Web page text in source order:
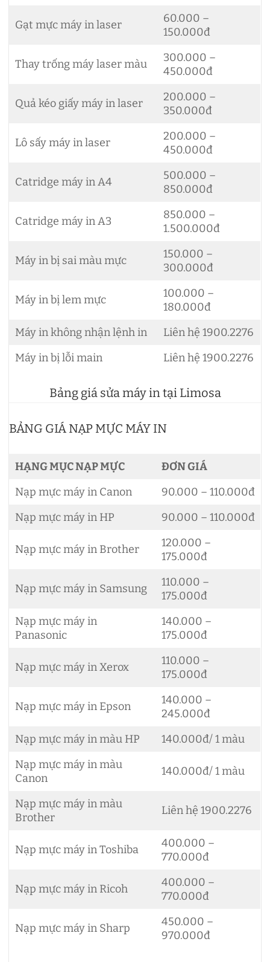
Gạt mực máy in laser
60.000 –
150.000đ
Thay trống máy laser màu
300.000 –
450.000đ
Quả kéo giấy máy in laser
200.000 –
350.000đ
Lô sấy máy in laser
200.000 –
450.000đ
Catridge máy in A4
500.000 –
850.000đ
Catridge máy in A3
850.000 –
1.500.000đ
Máy in bị sai màu mực
150.000 –
300.000đ
Máy in bị lem mực
100.000 –
180.000đ
Máy in không nhận lệnh in
Liên hệ 1900.2276
Máy in bị lỗi main
Liên hệ 1900.2276
Bảng giá sửa máy in tại Limosa
BẢNG GIÁ NẠP MỰC MÁY IN
HẠNG MỤC NẠP MỰC
ĐƠN GIÁ
Nạp mực máy in Canon
90.000 – 110.000đ
Nạp mực máy in HP
90.000 – 110.000đ
Nạp mực máy in Brother
120.000 –
175.000đ
Nạp mực máy in Samsung
110.000 –
175.000đ
Nạp mực máy in
Panasonic
140.000 –
175.000đ
Nạp mực máy in Xerox
110.000 –
175.000đ
Nạp mực máy in Epson
140.000 –
245.000đ
Nạp mực máy in màu HP
140.000đ/ 1 màu
Nạp mực máy in màu
Canon
140.000đ/ 1 màu
Nạp mực máy in màu
Brother
Liên hệ 1900.2276
Nạp mực máy in Toshiba
400.000 –
770.000đ
Nạp mực máy in Ricoh
400.000 –
770.000đ
Nạp mực máy in Sharp
450.000 –
970.000đ